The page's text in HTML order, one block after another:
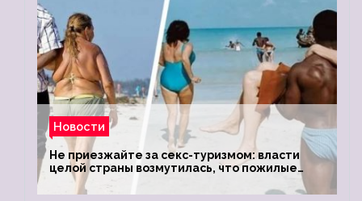
Новости
Не приезжайте за секс-туризмом: власти
целой страны возмутилась, что пожилые
туристки массово едут к ним, чтобы
обзавестись молодыми любовниками